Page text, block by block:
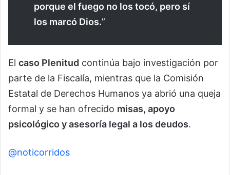
porque el fuego no los tocó, pero sí
los marcó Dios.”
El caso Plenitud continúa bajo investigación por
parte de la Fiscalía, mientras que la Comisión
Estatal de Derechos Humanos ya abrió una queja
formal y se han ofrecido misas, apoyo
psicológico y asesoría legal a los deudos.
@noticorridos